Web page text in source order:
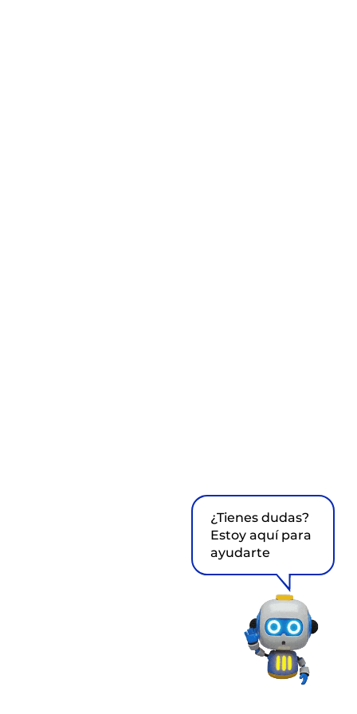
¿Tienes dudas?
Estoy aquí para
ayudarte